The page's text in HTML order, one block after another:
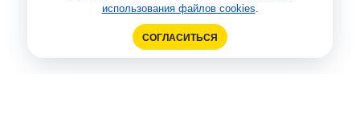
использования файлов cookies.
СОГЛАСИТЬСЯ